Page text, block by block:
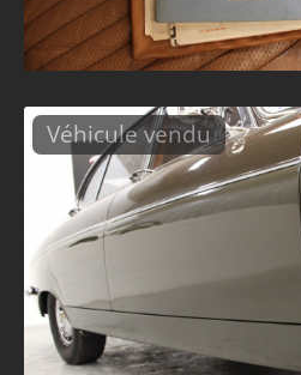
Véhicule vendu